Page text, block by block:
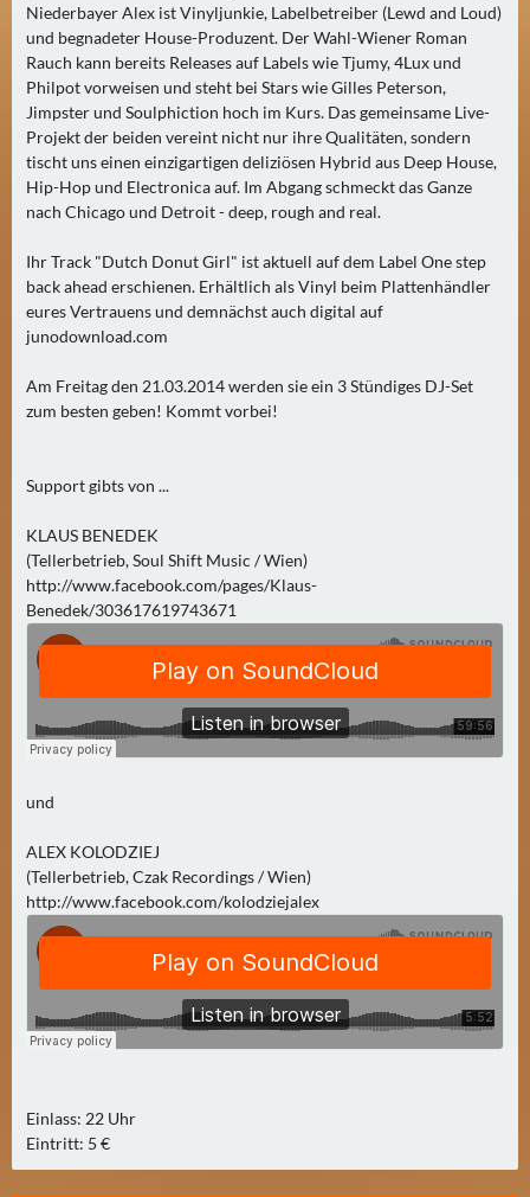
G
E
N
0
)
N
C
H
S
E
R
E
I
T
A
G
0
N
C
H
S
T
R
S
A
M
A
G
Niederbayer Alex ist Vinyljunkie, Labelbetreiber (Lewd and Loud)
und begnadeter House-Produzent. Der Wahl-Wiener Roman
Rauch kann bereits Releases auf Labels wie Tjumy, 4Lux und
Philpot vorweisen und steht bei Stars wie Gilles Peterson,
Jimpster und Soulphiction hoch im Kurs. Das gemeinsame Live-
Projekt der beiden vereint nicht nur ihre Qualitäten, sondern
tischt uns einen einzigartigen deliziösen Hybrid aus Deep House,
Hip-Hop und Electronica auf. Im Abgang schmeckt das Ganze
nach Chicago und Detroit - deep, rough and real.
Ihr Track "Dutch Donut Girl" ist aktuell auf dem Label One step
back ahead erschienen. Erhältlich als Vinyl beim Plattenhändler
eures Vertrauens und demnächst auch digital auf
junodownload.com
Am Freitag den 21.03.2014 werden sie ein 3 Stündiges DJ-Set
zum besten geben! Kommt vorbei!
Support gibts von ...
KLAUS BENEDEK
(Tellerbetrieb, Soul Shift Music / Wien)
http://www.facebook.com/pages/Klaus-
Benedek/303617619743671
und
ALEX KOLODZIEJ
(Tellerbetrieb, Czak Recordings / Wien)
http://www.facebook.com/kolodziejalex
Einlass: 22 Uhr
Eintritt: 5 €